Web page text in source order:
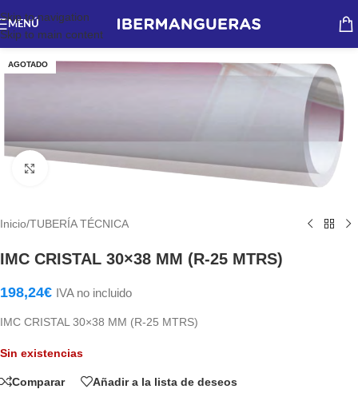
Skip to navigation
Skip to main content
MENÚ
AGOTADO
Haga Click para agrandar
Inicio/TUBERÍA TÉCNICA
IMC CRISTAL 30×38 MM (R-25 MTRS)
198,24€ IVA no incluido
IMC CRISTAL 30×38 MM (R-25 MTRS)
Sin existencias
Comparar Añadir a la lista de deseos